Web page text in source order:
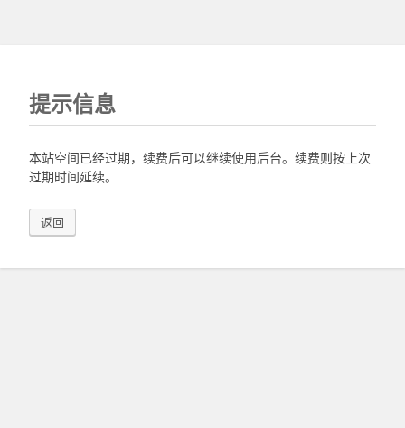
提示信息
本站空间已经过期，续费后可以继续使用后台。续费则按上次
过期时间延续。
返回